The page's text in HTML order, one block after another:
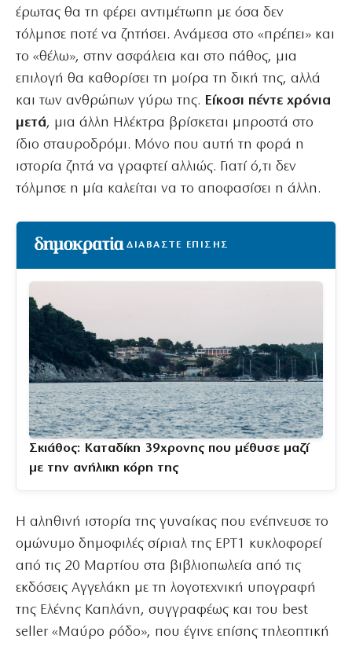
έρωτας θα τη φέρει αντιμέτωπη με όσα δεν
τόλμησε ποτέ να ζητήσει. Ανάμεσα στο «πρέπει» και
το «θέλω», στην ασφάλεια και στο πάθος, μια
επιλογή θα καθορίσει τη μοίρα τη δική της, αλλά
και των ανθρώπων γύρω της. Είκοσι πέντε χρόνια
μετά, μια άλλη Ηλέκτρα βρίσκεται μπροστά στο
ίδιο σταυροδρόμι. Μόνο που αυτή τη φορά η
ιστορία ζητά να γραφτεί αλλιώς. Γιατί ό,τι δεν
τόλμησε η μία καλείται να το αποφασίσει η άλλη.
ΔΙΑΒΑΣΤΕ ΕΠΙΣΗΣ
Σκιάθος: Καταδίκη 39χρονης που μέθυσε μαζί
με την ανήλικη κόρη της
Η αληθινή ιστορία της γυναίκας που ενέπνευσε το
ομώνυμο δημοφιλές σίριαλ της ΕΡΤ1 κυκλοφορεί
από τις 20 Μαρτίου στα βιβλιοπωλεία από τις
εκδόσεις Αγγελάκη με τη λογοτεχνική υπογραφή
της Ελένης Καπλάνη, συγγραφέως και του best
seller «Μαύρο ρόδο», που έγινε επίσης τηλεοπτική